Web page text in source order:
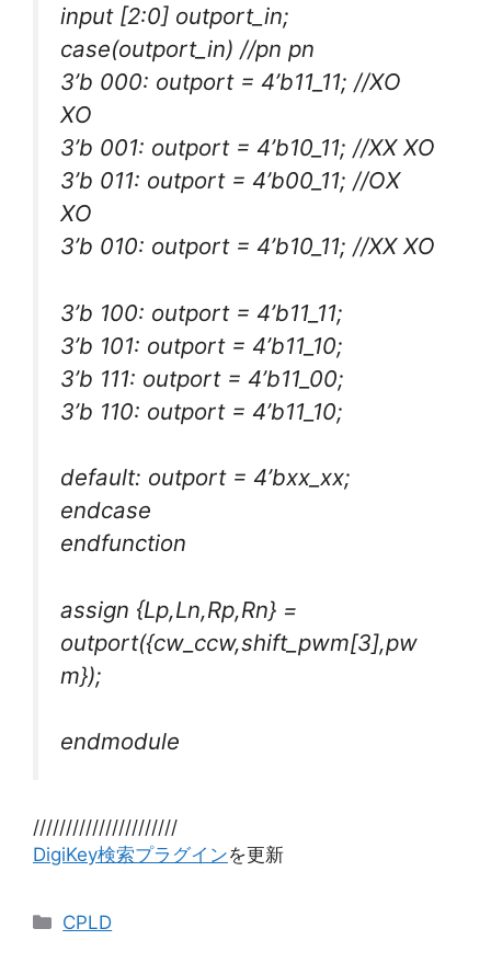
input [2:0] outport_in;
case(outport_in) //pn pn
3’b 000: outport = 4’b11_11; //XO
XO
3’b 001: outport = 4’b10_11; //XX XO
3’b 011: outport = 4’b00_11; //OX
XO
3’b 010: outport = 4’b10_11; //XX XO
3’b 100: outport = 4’b11_11;
3’b 101: outport = 4’b11_10;
3’b 111: outport = 4’b11_00;
3’b 110: outport = 4’b11_10;
default: outport = 4’bxx_xx;
endcase
endfunction
assign {Lp,Ln,Rp,Rn} =
outport({cw_ccw,shift_pwm[3],pw
m});
endmodule
//////////////////////
DigiKey検索プラグインを更新
カ
CPLD